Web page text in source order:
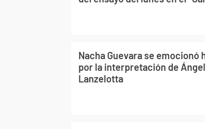
Nacha Guevara se emocionó
por la interpretación de
Lanzelotta